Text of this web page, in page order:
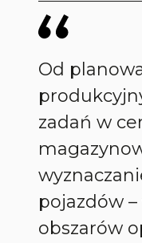
Od
zadań w
pojazdów
obszarów